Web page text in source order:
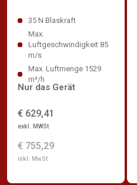
35 N Blaskraft
Max.
Luftgeschwindigkeit 85
m/s
Max. Luftmenge 1529
m³/h
€ 629,41
exkl. MWSt
€ 755,29
inkl. MwSt
Nur das Gerät